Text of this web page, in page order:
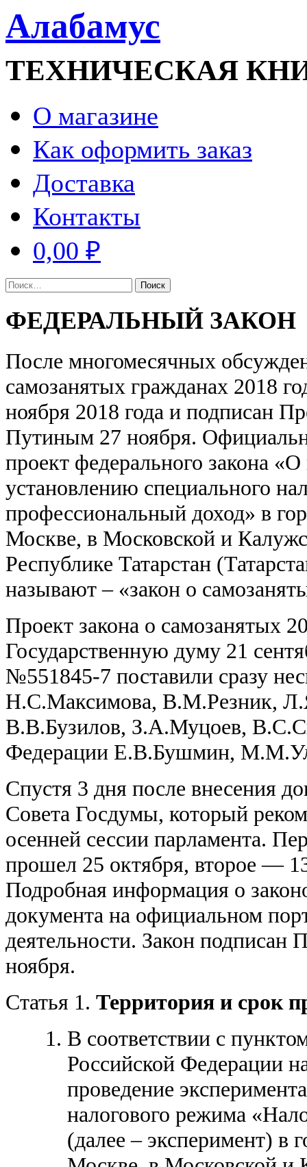
Алабамус
ТЕХНИЧЕСКАЯ
О магазине
Как оформить заказ
Доставка
Контакты
0,00 ₽
Найти:
ФЕДЕРАЛЬНЫЙ ЗАКОН
После многомесячных
самозанятых гражданах 2018
ноября 2018 года и подписан
Путиным 27 ноября.
проект федерального закона
установлению специального
профессиональный доход» в
Москве, в Московской и
Республике Татарстан
называют – «закон о
Проект закона о самозанятых
Государственную думу 21
№551845-7 поставили сразу
Н.С.Максимова, В.М.Резник,
В.В.Бузилов, З.А.Муцоев,
Федерации Е.В.Бушмин,
Спустя 3 дня после внесения
Совета Госдумы, который
осенней сессии парламента.
прошел 25 октября, второе —
Подробная информация о
документа на официальном
деятельности. Закон
ноября.
Статья 1. Территория и срок
В соответствии с
Российской Федерации
проведение
налогового режима
(далее – эксперимент) в